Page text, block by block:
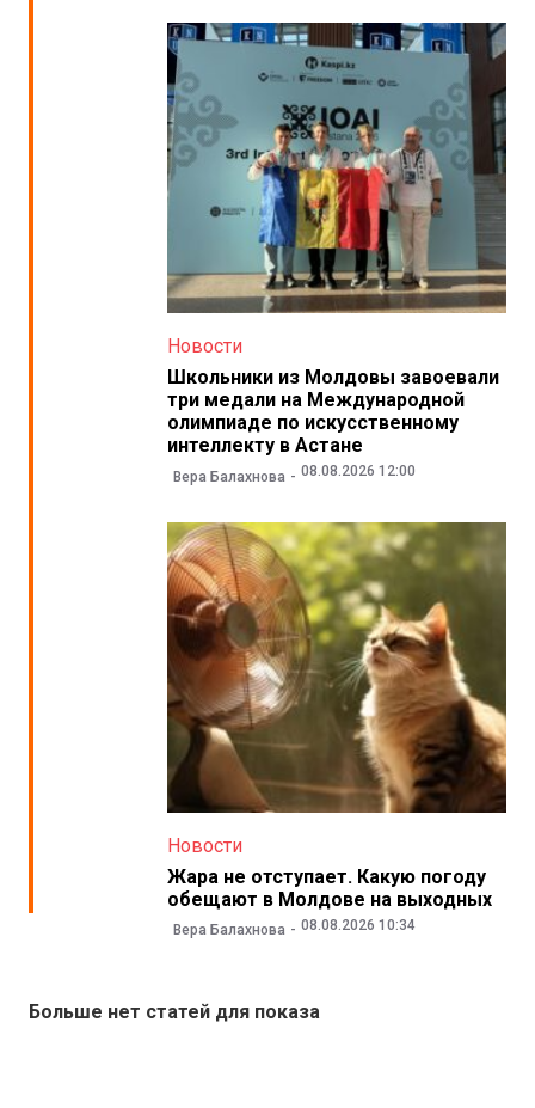
Новости
Школьники из Молдовы завоевали
три медали на Международной
олимпиаде по искусственному
интеллекту в Астане
Вера Балахнова 08.08.2026 12:00
Новости
Жара не отступает. Какую погоду
обещают в Молдове на выходных
Вера Балахнова 08.08.2026 10:34
Больше нет статей для показа